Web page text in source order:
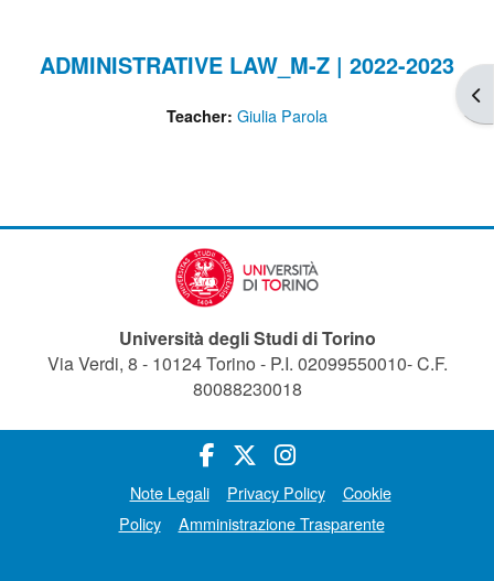
ADMINISTRATIVE LAW_M-Z | 2022-2023
Teacher: Giulia Parola
Università degli Studi di Torino
Via Verdi, 8 - 10124 Torino - P.I. 02099550010- C.F.
80088230018
Note Legali Privacy Policy
Cookie
Policy
Amministrazione Trasparente